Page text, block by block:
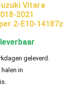
Vitara
2021
2-E10-14187z
geleverd.
in